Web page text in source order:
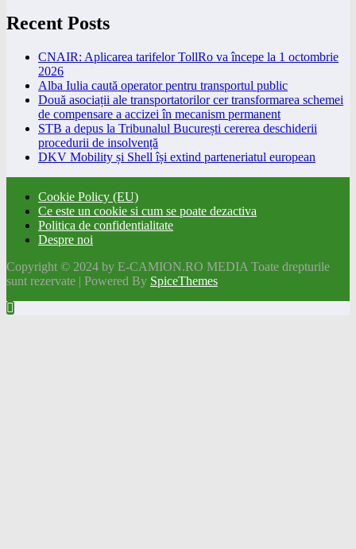
Recent Posts
CNAIR: Aplicarea tarifelor TollRo va începe la 1 octombrie
2026
Alba Iulia caută operator pentru transportul public
Două asociații ale transportatorilor cer transformarea schemei
de compensare a accizei în mecanism permanent
STB a depus la Tribunalul București cererea deschiderii
procedurii de insolvență
DKV Mobility și Shell își extind parteneriatul european
Cookie Policy (EU)
Ce este un cookie si cum se poate dezactiva
Politica de confidentialitate
Despre noi
Copyright © 2024 by E-CAMION.RO MEDIA Toate drepturile
sunt rezervate | Powered By SpiceThemes